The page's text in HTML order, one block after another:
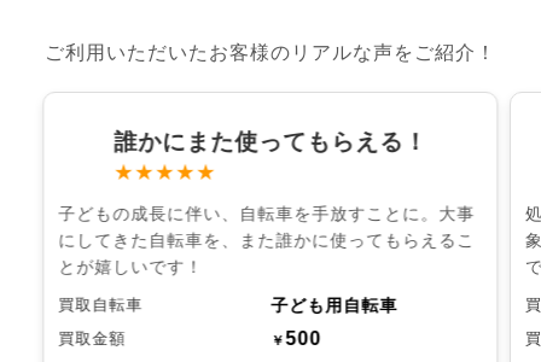
ご利用いただいたお客様のリアルな声をご紹介！
誰かにまた使ってもらえる！
★★★★★
子どもの成長に伴い、自転車を手放すことに。大事
にしてきた自転車を、また誰かに使ってもらえるこ
とが嬉しいです！
買取自転車 子ども用自転車
買取金額 ￥500